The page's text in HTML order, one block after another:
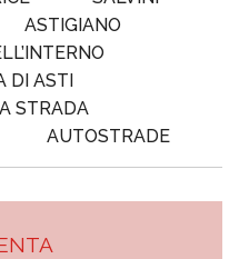
ASTIGIANO
DI ASTI
STRADA
AUTOSTRADE